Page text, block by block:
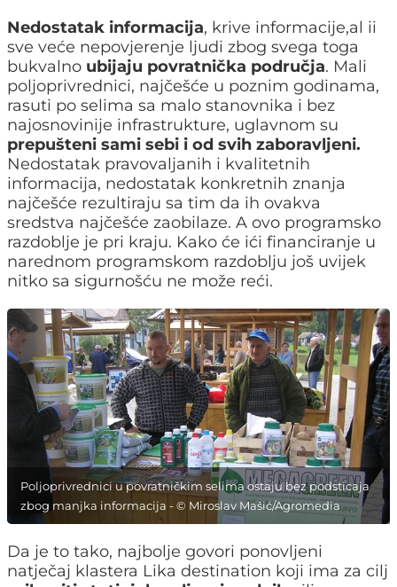
Nedostatak informacija, krive informacije,al ii
sve veće nepovjerenje ljudi zbog svega toga
bukvalno ubijaju povratnička područja. Mali
poljoprivrednici, najčešće u poznim godinama,
rasuti po selima sa malo stanovnika i bez
najosnovinije infrastrukture, uglavnom su
prepušteni sami sebi i od svih zaboravljeni.
Nedostatak pravovaljanih i kvalitetnih
informacija, nedostatak konkretnih znanja
najčešće rezultiraju sa tim da ih ovakva
sredstva najčešće zaobilaze. A ovo programsko
razdoblje je pri kraju. Kako će ići financiranje u
narednom programskom razdoblju još uvijek
nitko sa sigurnošću ne može reći.
Poljoprivrednici u povratničkim selima ostaju bez podsticaja
zbog manjka informacija - © Miroslav Mašić/Agromedia
Da je to tako, najbolje govori ponovljeni
natječaj klastera Lika destination koji ima za cilj